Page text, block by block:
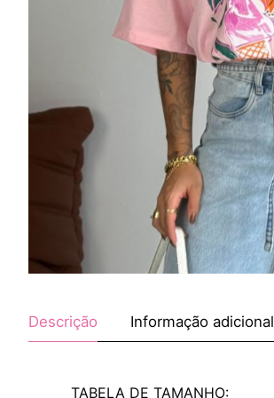
Descrição Informação adicional
TABELA DE TAMANHO: